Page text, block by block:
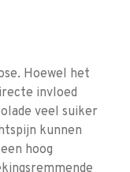
Hoewel het
invloed
veel suiker
kunnen
hoog